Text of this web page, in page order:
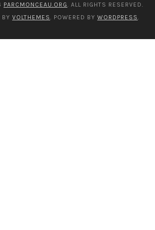
PARCMONCEAU.ORG. ALL RIGHTS RESERVED.
BY VOLTHEMES. POWERED BY WORDPRESS.